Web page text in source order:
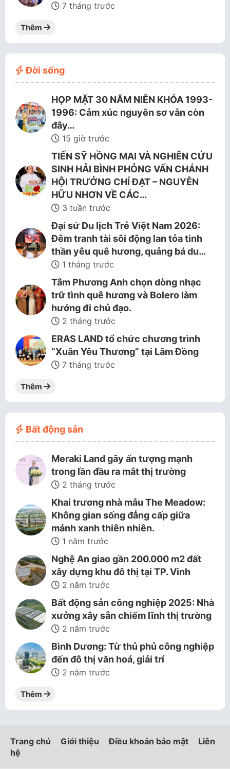
7 tháng trước
Thêm
Đời sống
HỌP MẶT 30 NĂM NIÊN KHÓA 1993-
1996: Cảm xúc nguyên sơ vẫn còn
đây…
15 giờ trước
TIẾN SỸ HỒNG MAI VÀ NGHIÊN CỨU
SINH HẢI BÌNH PHỎNG VẤN CHÁNH
HỘI TRƯỞNG CHÍ ĐẠT – NGUYỄN
HỮU NHƠN VỀ CÁC…
3 tuần trước
Đại sứ Du lịch Trẻ Việt Nam 2026:
Đêm tranh tài sôi động lan tỏa tinh
thần yêu quê hương, quảng bá du…
1 tháng trước
Tâm Phương Anh chọn dòng nhạc
trữ tình quê hương và Bolero làm
hướng đi chủ đạo.
2 tháng trước
ERAS LAND tổ chức chương trình
“Xuân Yêu Thương” tại Lâm Đồng
7 tháng trước
Thêm
Bất động sản
Meraki Land gây ấn tượng mạnh
trong lần đầu ra mắt thị trường
2 tháng trước
Khai trương nhà mẫu The Meadow:
Không gian sống đẳng cấp giữa
mảnh xanh thiên nhiên.
1 năm trước
Nghệ An giao gần 200.000 m2 đất
xây dựng khu đô thị tại TP. Vinh
2 năm trước
Bất động sản công nghiệp 2025: Nhà
xưởng xây sẵn chiếm lĩnh thị trường
2 năm trước
Bình Dương: Từ thủ phủ công nghiệp
đến đô thị văn hoá, giải trí
2 năm trước
Thêm
Trang chủ Giới thiệu Điều khoản bảo mật
Liên
hệ